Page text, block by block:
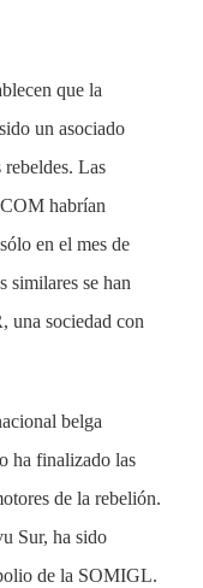
que la
un asociado
Las
habrían
en el mes de
similares se han
sociedad con
belga
finalizado las
de la rebelión.
Sur, ha sido
de la SOMIGL.